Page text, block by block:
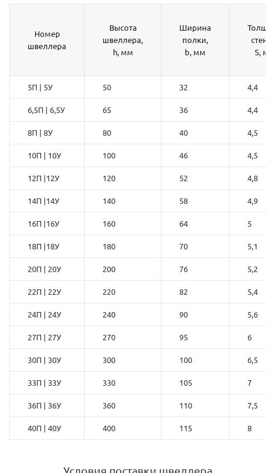
Номер
швеллера
Высота
швеллера,
h, мм
Ширина
полки,
b, мм
S, мм
5П | 5У 50 32 4,4
6,5П | 6,5У 65 36 4,4
8П | 8У 80 40 4,5
10П | 10У 100 46 4,5
12П |12У 120 52 4,8
14П |14У 140 58 4,9
16П |16У 160 64 5
18П |18У 180 70 5,1
20П | 20У 200 76 5,2
22П | 22У 220 82 5,4
24П | 24У 240 90 5,6
27П | 27У 270 95 6
30П | 30У 300 100 6,5
33П | 33У 330 105 7
36П | 36У 360 110 7,5
40П | 40У 400 115 8
Условия поставки швеллера